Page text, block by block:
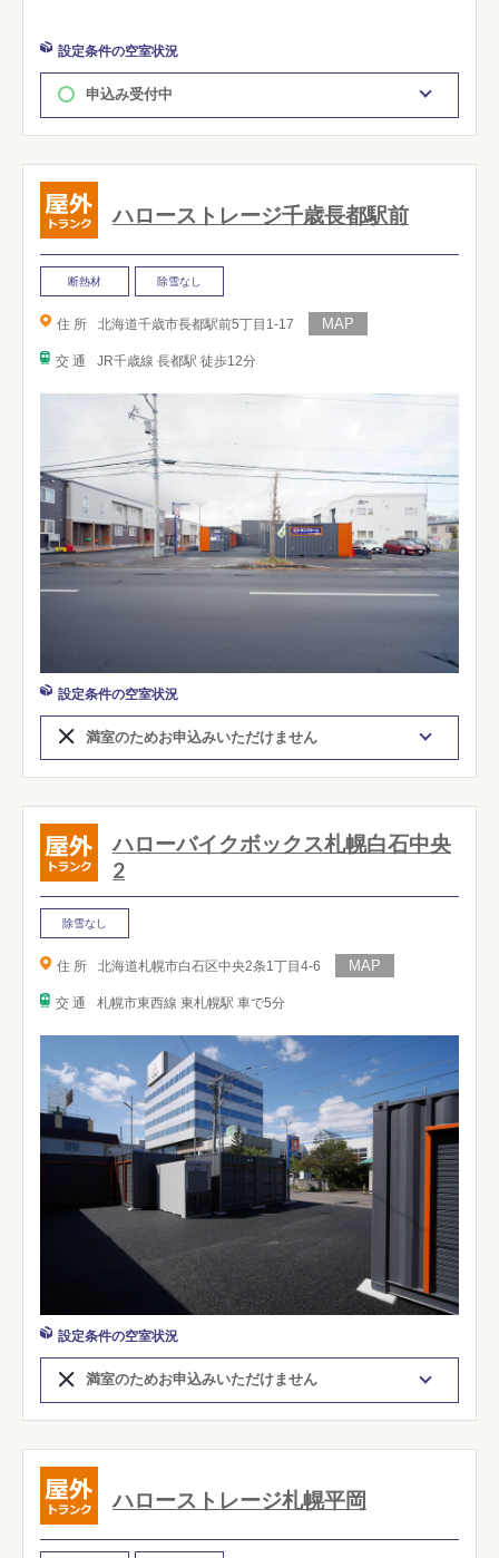
設定条件の空室状況
申込み受付中
ハローストレージ千歳長都駅前
断熱材 除雪なし
住 所 北海道千歳市長都駅前5丁目1-17
交 通 JR千歳線 長都駅 徒歩12分
設定条件の空室状況
満室のためお申込みいただけません
ハローバイクボックス札幌白石中央
2
除雪なし
住 所 北海道札幌市白石区中央2条1丁目4-6
交 通 札幌市東西線 東札幌駅 車で5分
設定条件の空室状況
満室のためお申込みいただけません
ハローストレージ札幌平岡